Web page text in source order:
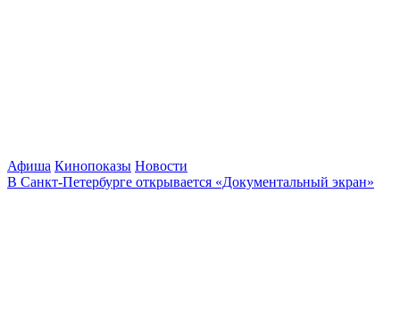
Афиша Кинопоказы Новости
В Санкт-Петербурге открывается «Документальный экран»